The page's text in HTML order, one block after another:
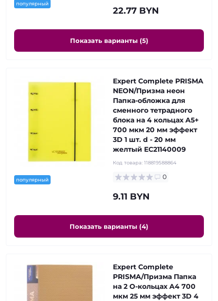
популярный
22.77 BYN
Показать варианты (5)
популярный
Expert Complete PRISMA
NEON/Призма неон
Папка-обложка для
сменного тетрадного
блока на 4 кольцах A5+
700 мкм 20 мм эффект
3D 1 шт. d - 20 мм
желтый EC21140009
Код товара: 118819588864
0
9.11 BYN
Показать варианты (4)
Expert Complete
PRISMA/Призма Папка
на 2 О-кольцах A4 700
мкм 25 мм эффект 3D 4